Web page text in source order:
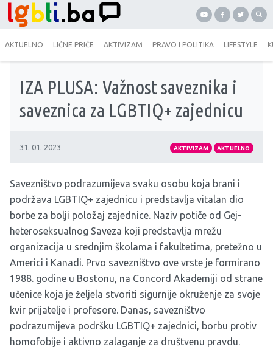
AKTUELNO LIČNE PRIČE AKTIVIZAM PRAVO I POLITIKA LIFESTYLE
IZA PLUSA: Važnost saveznika i
saveznica za LGBTIQ+ zajednicu
31. 01. 2023 AKTIVIZAM AKTUELNO
Savezništvo podrazumijeva svaku osobu koja brani i
podržava LGBTIQ+ zajednicu i predstavlja vitalan dio
borbe za bolji položaj zajednice. Naziv potiče od Gej-
heteroseksualnog Saveza koji predstavlja mrežu
organizacija u srednjim školama i fakultetima, pretežno u
Americi i Kanadi. Prvo savezništvo ove vrste je formirano
1988. godine u Bostonu, na Concord Akademiji od strane
učenice koja je željela stvoriti sigurnije okruženje za svoje
kvir prijatelje i profesore. Danas, savezništvo
podrazumijeva podršku LGBTIQ+ zajednici, borbu protiv
homofobije i aktivno zalaganje za društvenu pravdu.